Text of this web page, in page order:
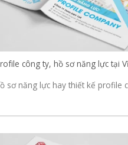
công ty, hồ sơ năng lực tại
sơ năng lực hay thiết kế profile